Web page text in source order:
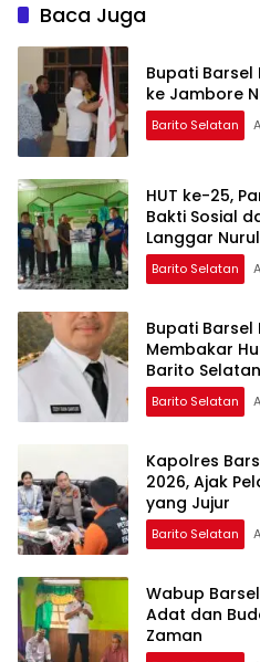
Baca Juga
Bupati Barsel
ke Jambore
Barito Selatan
HUT ke-25,
Bakti Sosial
Langgar
Barito Selatan
Bupati
Membakar
Barito
Barito Selatan
Kapolres
2026, Ajak
yang Jujur
Barito Selatan
Wabup
Adat dan
Zaman